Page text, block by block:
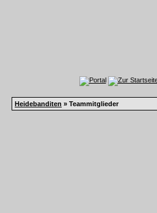
Heidebanditen » Teammitglieder